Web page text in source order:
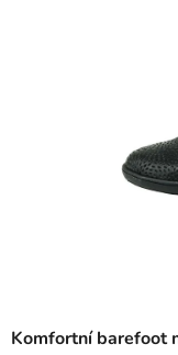
Komfortní barefoot